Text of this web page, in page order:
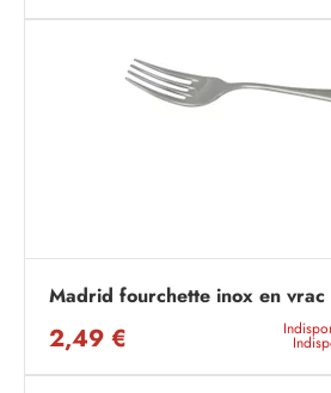
Madrid fourchette inox en vrac
2,49 €